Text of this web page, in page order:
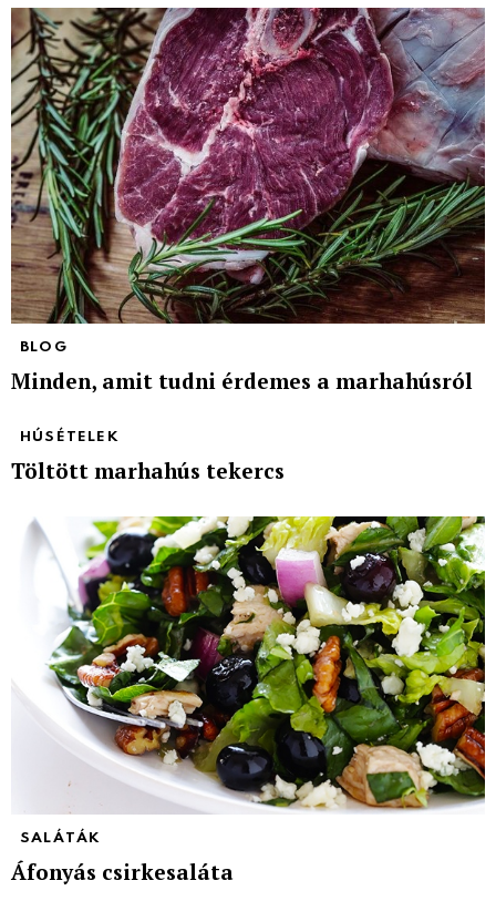
BLOG
Minden, amit tudni érdemes a marhahúsról
HÚSÉTELEK
Töltött marhahús tekercs
SALÁTÁK
Áfonyás csirkesaláta